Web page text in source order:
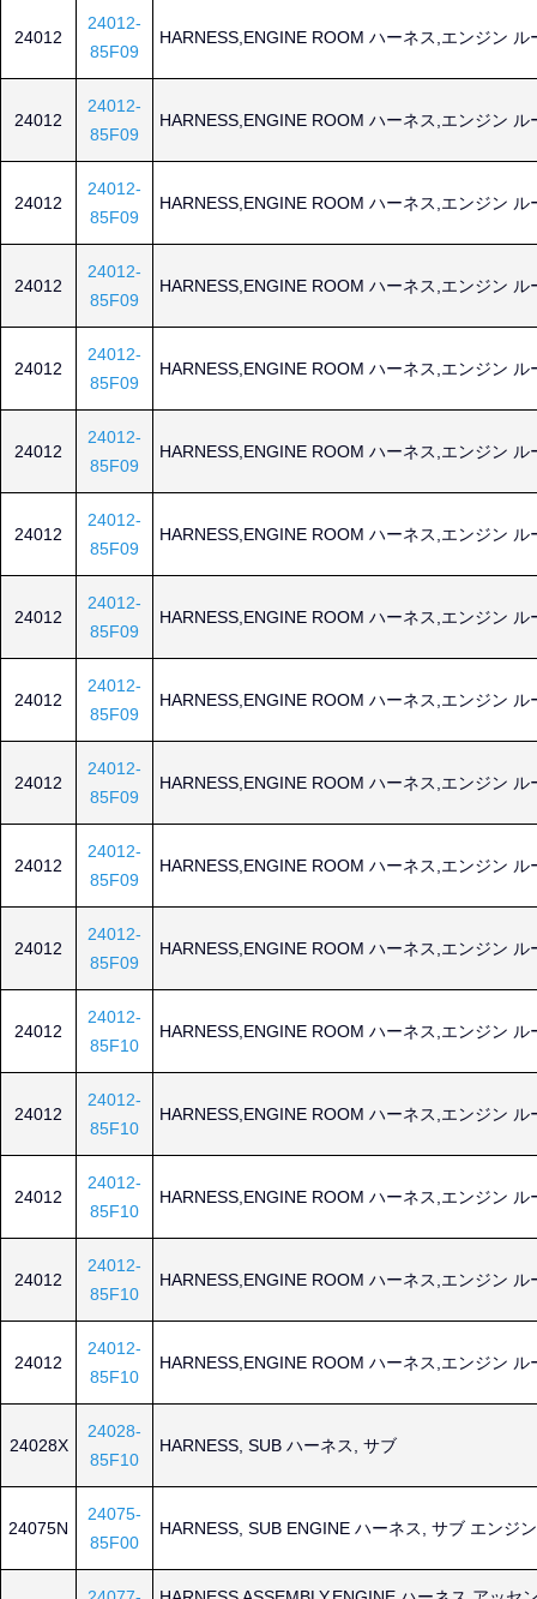
24012
24012-
85F09
HARNESS,ENGINE ROOM ハーネス,エンジン ル
24012
24012-
85F09
HARNESS,ENGINE ROOM ハーネス,エンジン ル
24012
24012-
85F09
HARNESS,ENGINE ROOM ハーネス,エンジン ル
24012
24012-
85F09
HARNESS,ENGINE ROOM ハーネス,エンジン ル
24012
24012-
85F09
HARNESS,ENGINE ROOM ハーネス,エンジン ル
24012
24012-
85F09
HARNESS,ENGINE ROOM ハーネス,エンジン ル
24012
24012-
85F09
HARNESS,ENGINE ROOM ハーネス,エンジン ル
24012
24012-
85F09
HARNESS,ENGINE ROOM ハーネス,エンジン ル
24012
24012-
85F09
HARNESS,ENGINE ROOM ハーネス,エンジン ル
24012
24012-
85F09
HARNESS,ENGINE ROOM ハーネス,エンジン ル
24012
24012-
85F09
HARNESS,ENGINE ROOM ハーネス,エンジン ル
24012
24012-
85F09
HARNESS,ENGINE ROOM ハーネス,エンジン ル
24012
24012-
85F10
HARNESS,ENGINE ROOM ハーネス,エンジン ル
24012
24012-
85F10
HARNESS,ENGINE ROOM ハーネス,エンジン ル
24012
24012-
85F10
HARNESS,ENGINE ROOM ハーネス,エンジン ル
24012
24012-
85F10
HARNESS,ENGINE ROOM ハーネス,エンジン ル
24012
24012-
85F10
HARNESS,ENGINE ROOM ハーネス,エンジン ル
24028X
24028-
85F10
HARNESS, SUB ハーネス, サブ
24075N
24075-
85F00
HARNESS, SUB ENGINE ハーネス, サブ エンジン